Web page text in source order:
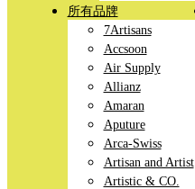
所有品牌
7Artisans
Accsoon
Air Supply
Allianz
Amaran
Aputure
Arca-Swiss
Artisan and Artist
Artistic & CO.